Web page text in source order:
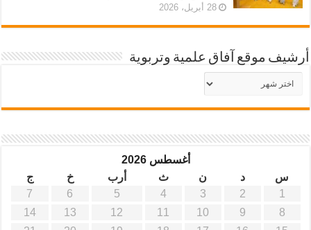
28 أبريل، 2026
أرشيف موقع آفاق علمية وتربوية
أرشيف
موقع
أغسطس 2026
س
د ن ث أرب خ
ج
1
2
3
4
5
6
7
8
9
10
11
12
13
14